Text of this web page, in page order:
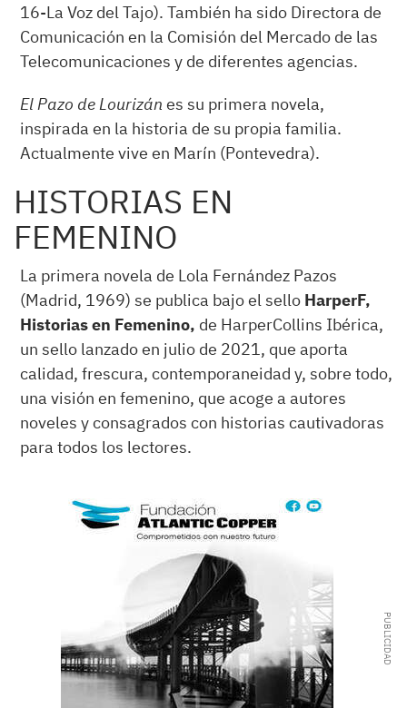
16-La Voz del Tajo). También ha sido Directora de
Comunicación en la Comisión del Mercado de las
Telecomunicaciones y de diferentes agencias.
El Pazo de Lourizán es su primera novela,
inspirada en la historia de su propia familia.
Actualmente vive en Marín (Pontevedra).
HISTORIAS EN
FEMENINO
La primera novela de Lola Fernández Pazos
(Madrid, 1969) se publica bajo el sello HarperF,
Historias en Femenino, de HarperCollins Ibérica,
un sello lanzado en julio de 2021, que aporta
calidad, frescura, contemporaneidad y, sobre todo,
una visión en femenino, que acoge a autores
noveles y consagrados con historias cautivadoras
para todos los lectores.